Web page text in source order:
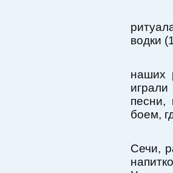
По
водки
наших
песни,
боем,
Сечи,